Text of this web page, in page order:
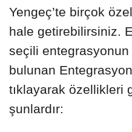
Yengeç’te birçok
hale getirebilirsiniz.
seçili entegrasyonun
bulunan
tıklayarak özellikleri
şunlardır: